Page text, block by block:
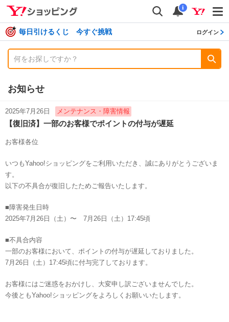
検索
通知
i
毎日引けるくじ 今すぐ挑戦 ログイン
お知らせ
2025年7月26日 メンテナンス・障害情報
【復旧済】一部のお客様でポイントの付与が遅延
お客様各位
いつもYahoo!ショッピングをご利用いただき、誠にありがとうございま
す。
以下の不具合が復旧したためご報告いたします。
■障害発生日時
2025年7月26日（土）〜 7月26日（土）17:45頃
■不具合内容
一部のお客様において、ポイントの付与が遅延しておりました。
7月26日（土）17:45頃に付与完了しております。
お客様にはご迷惑をおかけし、大変申し訳ございませんでした。
今後ともYahoo!ショッピングをよろしくお願いいたします。